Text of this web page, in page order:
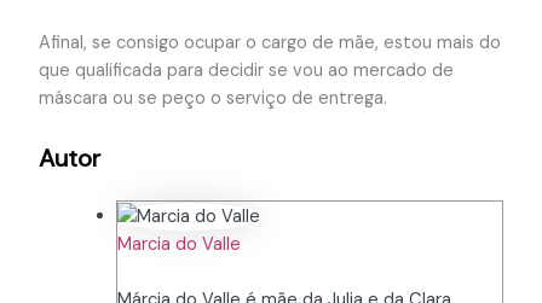
Afinal, se consigo ocupar o cargo de mãe, estou mais do
que qualificada para decidir se vou ao mercado de
máscara ou se peço o serviço de entrega.
Autor
Marcia do Valle